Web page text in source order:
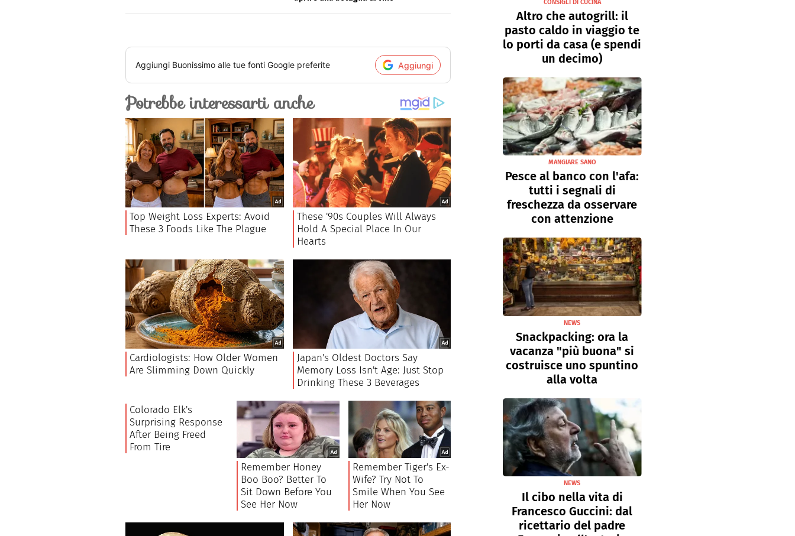
Aggiungi Buonissimo alle tue fonti Google preferite Aggiungi
CONSIGLI DI CUCINA
Altro che autogrill: il
pasto caldo in viaggio te
lo porti da casa (e spendi
un decimo)
MANGIARE SANO
Pesce al banco con l'afa:
tutti i segnali di
freschezza da osservare
con attenzione
NEWS
Snackpacking: ora la
vacanza "più buona" si
costruisce uno spuntino
alla volta
NEWS
Il cibo nella vita di
Francesco Guccini: dal
ricettario del padre